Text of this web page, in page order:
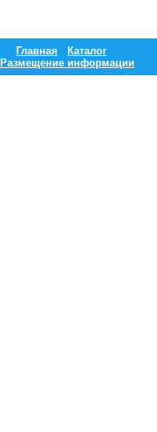
Главная
Каталог
Размещение информации